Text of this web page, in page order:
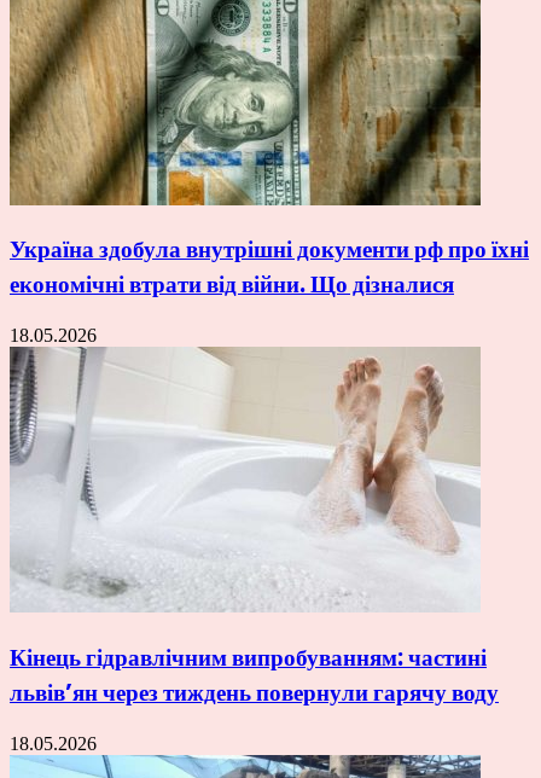
Україна здобула внутрішні документи рф про їхні
економічні втрати від війни. Що дізналися
18.05.2026
Кінець гідравлічним випробуванням: частині
львів’ян через тиждень повернули гарячу воду
18.05.2026